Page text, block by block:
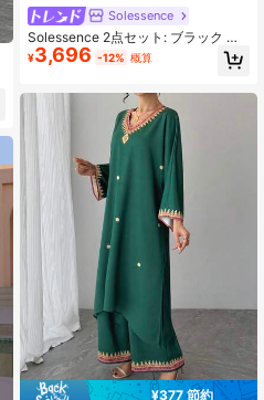
Solessence
Solessence 2点セット: ブラック ド
ット幾何学プリント Vネック 長袖 マ
キシワンピース + 幾何学プリント ウ
レディーススーツ
¥3,696 -12% 概算
¥377 節約